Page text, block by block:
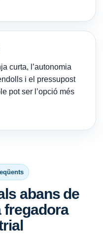
curta, l’autonomia
i el pressupost
pot ser l’opció més
abans de
fregadora